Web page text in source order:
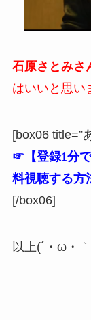
石原さとみさ
はいいと思い
[box06 title=”
☞【登録1分
料視聴する方
[/box06]
以上(´・ω・